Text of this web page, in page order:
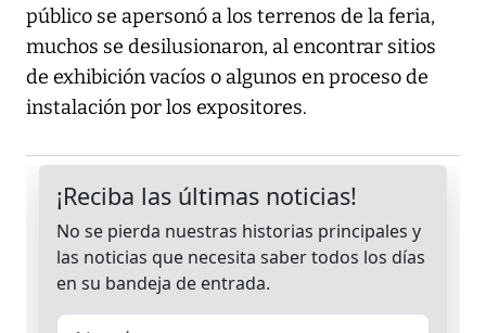
público se apersonó a los terrenos de la feria,
muchos se desilusionaron, al encontrar sitios
de exhibición vacíos o algunos en proceso de
instalación por los expositores.